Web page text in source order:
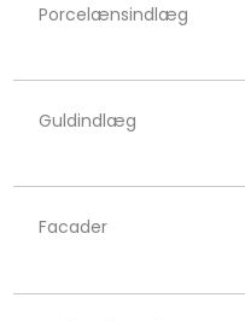
Porcelænsindlæg
Guldindlæg
Facader